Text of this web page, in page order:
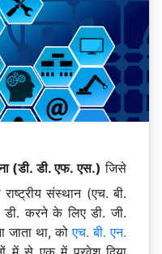
(डी. डी. एफ. एस.) जिसे
राष्ट्रीय संस्थान (एच. बी.
करने के लिए डी. जी.
जाता था, कोएच. बी. एन.